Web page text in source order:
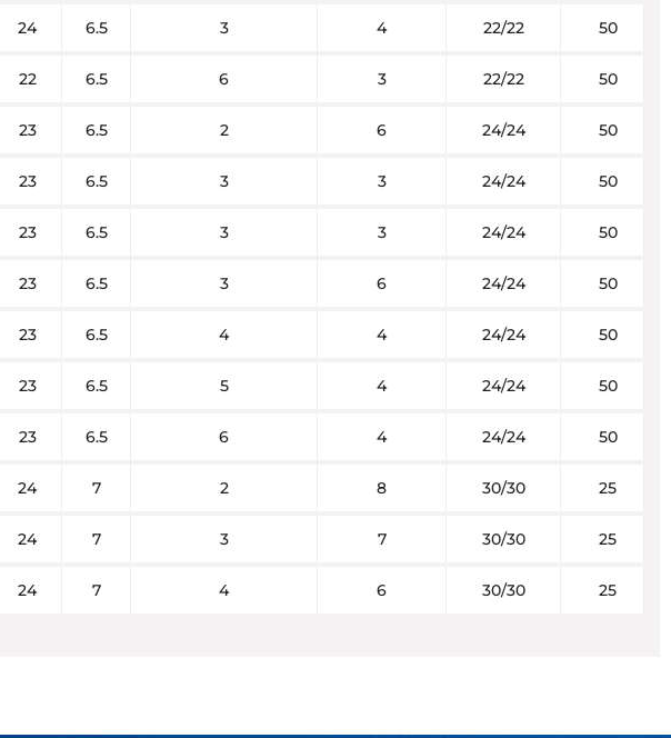
24 6.5 3 4 22/22 50
22 6.5 6 3 22/22 50
23 6.5 2 6 24/24 50
23 6.5 3 3 24/24 50
23 6.5 3 3 24/24 50
23 6.5 3 6 24/24 50
23 6.5 4 4 24/24 50
23 6.5 5 4 24/24 50
23 6.5 6 4 24/24 50
24 7 2 8 30/30 25
24 7 3 7 30/30 25
24 7 4 6 30/30 25